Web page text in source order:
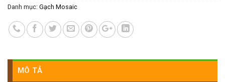
Danh mục: Gạch Mosaic
MÔ TẢ